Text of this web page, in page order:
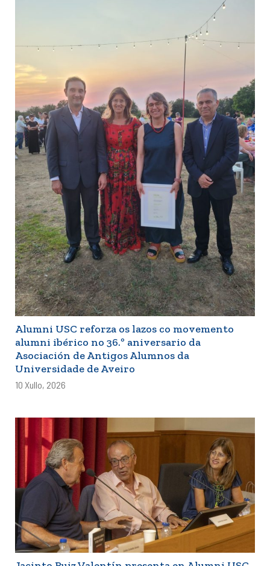
Alumni USC reforza os lazos co movemento
alumni ibérico no 36.º aniversario da
Asociación de Antigos Alumnos da
Universidade de Aveiro
10 Xullo, 2026